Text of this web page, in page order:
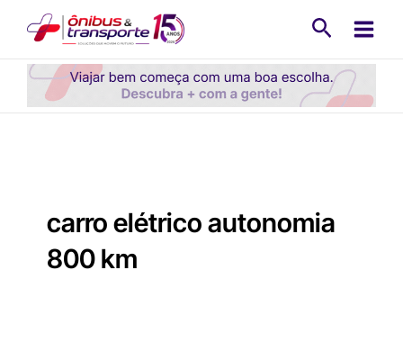
conteúdo
carro elétrico autonomia
800 km